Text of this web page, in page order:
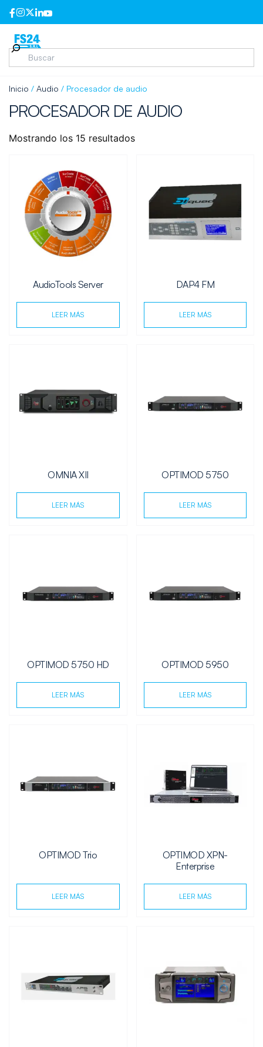
Inicio / Audio / Procesador de audio
PROCESADOR DE AUDIO
Mostrando los 15 resultados
AudioTools Server
LEER MÁS
DAP4 FM
LEER MÁS
OMNIA XII
LEER MÁS
OPTIMOD 5750
LEER MÁS
OPTIMOD 5750 HD
LEER MÁS
OPTIMOD 5950
LEER MÁS
OPTIMOD Trio
LEER MÁS
OPTIMOD XPN-
Enterprise
LEER MÁS